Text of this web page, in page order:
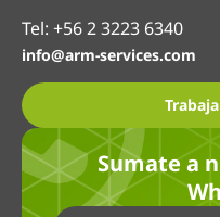
Tel: +56 2 3223 6340
info@arm-services.com
Sumate a